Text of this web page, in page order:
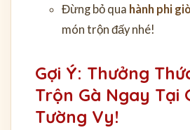
Đừng bỏ qua hành phi
món trộn đấy nhé!
Gợi Ý: Thưởng
Trộn Gà Ngay Tại
Tường Vy!